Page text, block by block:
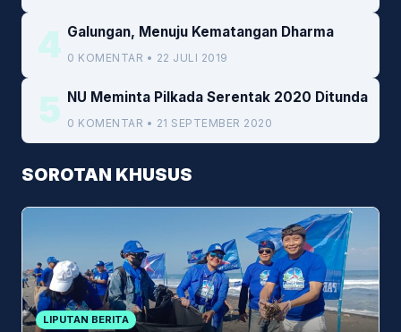
4 Galungan, Menuju Kematangan Dharma
0 KOMENTAR • 22 JULI 2019
5 NU Meminta Pilkada Serentak 2020 Ditunda
0 KOMENTAR • 21 SEPTEMBER 2020
SOROTAN KHUSUS
LIPUTAN BERITA